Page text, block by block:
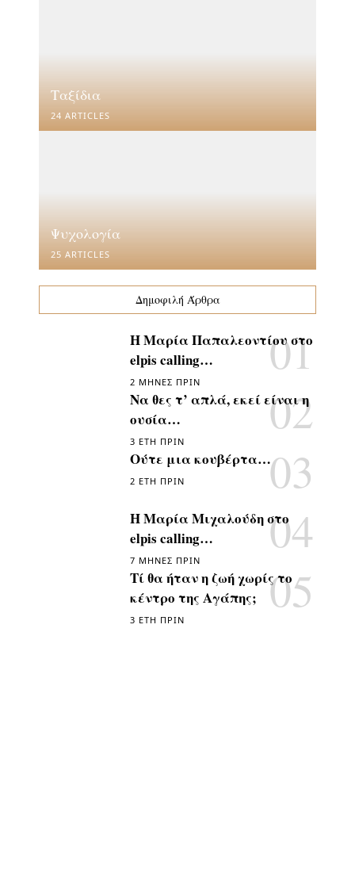
Ταξίδια
24 ARTICLES
Ψυχολογία
25 ARTICLES
Δημοφιλή Άρθρα
Η Μαρία Παπαλεοντίου στο
elpis calling…
2 ΜΉΝΕΣ ΠΡΙΝ
Να θες τ’ απλά, εκεί είναι η
ουσία…
3 ΈΤΗ ΠΡΙΝ
Ούτε μια κουβέρτα…
2 ΈΤΗ ΠΡΙΝ
Η Μαρία Μιχαλούδη στο
elpis calling…
7 ΜΉΝΕΣ ΠΡΙΝ
Τί θα ήταν η ζωή χωρίς το
κέντρο της Αγάπης;
3 ΈΤΗ ΠΡΙΝ